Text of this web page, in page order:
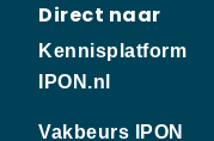
Direct naar
Kennisplatform
IPON.nl
Vakbeurs IPON